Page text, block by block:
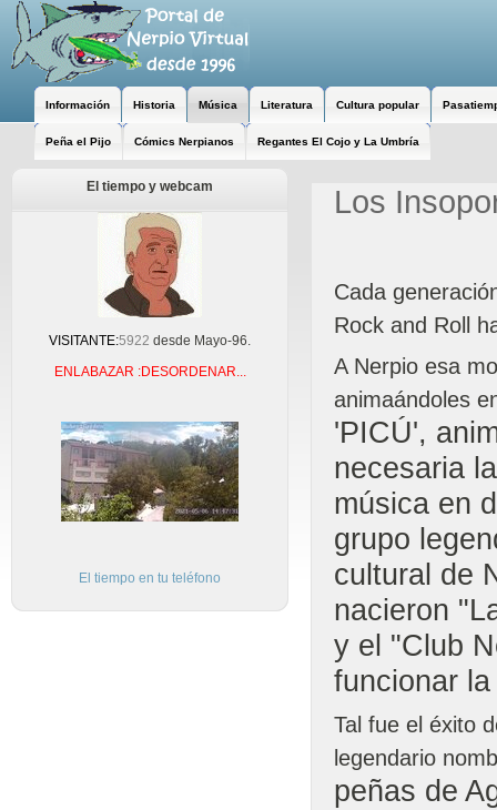
Información Historia Música Literatura Cultura popular
Peña el Pijo Cómics Nerpianos Regantes El Cojo y La Umbría
El tiempo y webcam
VISITANTE:5922 desde Mayo-96.
ENLABAZAR :DESORDENAR...
El tiempo en tu teléfono
Los
Cada
Rock and Roll
A Nerpio esa
animaándoles
'PICÚ',
necesaria
música en
grupo
cultural de
nacieron
y el "Club
funcionar
Tal fue el éxito
legendario
peñas de